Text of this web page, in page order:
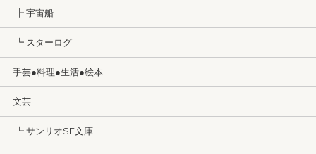
┣ 宇宙船
┗ スターログ
手芸●料理●生活●絵本
文芸
┗ サンリオSF文庫